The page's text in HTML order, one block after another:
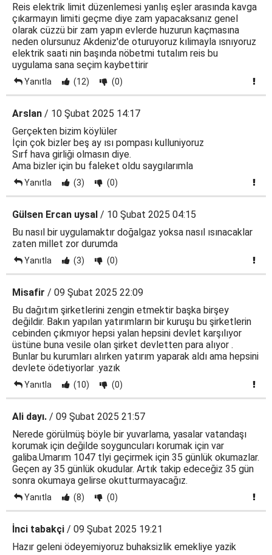
Reis elektrik limit düzenlemesi yanlış eşler arasında kavga
çıkarmayın limiti geçme diye zam yapacaksanız genel
olarak cüzzü bir zam yapın evlerde huzurun kaçmasına
neden olursunuz Akdeniz'de oturuyoruz kılimayla ısnıyoruz
elektrik saati nin başında nöbetmi tutalım reis bu
uygulama sana seçim kaybettirir
Yanıtla (12) (0)
Arslan / 10 Şubat 2025 14:17
Gerçekten bizim köylüler
İçin çok bizler beş ay ısı pompası kulluniyoruz
Sırf hava girliği olmasın diye.
Ama bizler için bu faleket oldu saygılarımla
Yanıtla (3) (0)
Gülsen Ercan uysal / 10 Şubat 2025 04:15
Bu nasıl bir uygulamaktır doğalgaz yoksa nasıl ısınacaklar
zaten millet zor durumda
Yanıtla (3) (0)
Misafir / 09 Şubat 2025 22:09
Bu dağıtım şirketlerini zengin etmektir başka birşey
değildir. Bakın yapılan yatırımların bir kuruşu bu şirketlerin
cebinden çıkmıyor hepsi yalan hepsini devlet karşılıyor
üstüne buna vesile olan şirket devletten para alıyor .
Bunlar bu kurumları alırken yatırım yaparak aldı ama hepsini
devlete ödetiyorlar .yazık
Yanıtla (10) (0)
Ali dayı. / 09 Şubat 2025 21:57
Nerede görülmüş böyle bir yuvarlama, yasalar vatandaşı
korumak için değilde soyguncuları korumak için var
galiba.Umarım 1047 tlyi geçirmek için 35 günlük okumazlar.
Geçen ay 35 günlük okudular. Artık takip edeceğiz 35 gün
sonra okumaya gelirse okutturmayacağız.
Yanıtla (8) (0)
İnci tabakçi / 09 Şubat 2025 19:21
Hazır geleni ödeyemiyoruz buhaksizlik emekliye yazik